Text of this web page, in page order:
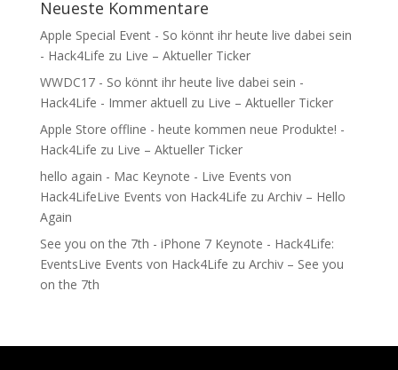
Neueste Kommentare
Apple Special Event - So könnt ihr heute live dabei sein
- Hack4Life zu Live – Aktueller Ticker
WWDC17 - So könnt ihr heute live dabei sein -
Hack4Life - Immer aktuell zu Live – Aktueller Ticker
Apple Store offline - heute kommen neue Produkte! -
Hack4Life zu Live – Aktueller Ticker
hello again - Mac Keynote - Live Events von
Hack4LifeLive Events von Hack4Life zu Archiv – Hello
Again
See you on the 7th - iPhone 7 Keynote - Hack4Life:
EventsLive Events von Hack4Life zu Archiv – See you
on the 7th